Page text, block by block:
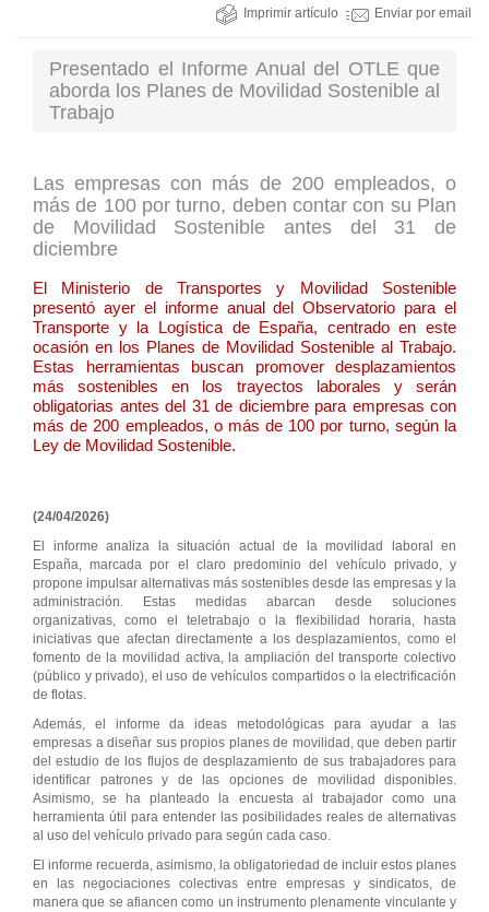
Imprimir artículo Enviar por email
Presentado el Informe Anual del OTLE que
aborda los Planes de Movilidad Sostenible al
Trabajo
Las empresas con más de 200 empleados, o
más de 100 por turno, deben contar con su Plan
de Movilidad Sostenible antes del 31 de
diciembre
El Ministerio de Transportes y Movilidad Sostenible
presentó ayer el informe anual del Observatorio para el
Transporte y la Logística de España, centrado en este
ocasión en los Planes de Movilidad Sostenible al Trabajo.
Estas herramientas buscan promover desplazamientos
más sostenibles en los trayectos laborales y serán
obligatorias antes del 31 de diciembre para empresas con
más de 200 empleados, o más de 100 por turno, según la
Ley de Movilidad Sostenible.
(24/04/2026)
El informe analiza la situación actual de la movilidad laboral en
España, marcada por el claro predominio del vehículo privado, y
propone impulsar alternativas más sostenibles desde las empresas y la
administración. Estas medidas abarcan desde soluciones
organizativas, como el teletrabajo o la flexibilidad horaria, hasta
iniciativas que afectan directamente a los desplazamientos, como el
fomento de la movilidad activa, la ampliación del transporte colectivo
(público y privado), el uso de vehículos compartidos o la electrificación
de flotas.
Además, el informe da ideas metodológicas para ayudar a las
empresas a diseñar sus propios planes de movilidad, que deben partir
del estudio de los flujos de desplazamiento de sus trabajadores para
identificar patrones y de las opciones de movilidad disponibles.
Asimismo, se ha planteado la encuesta al trabajador como una
herramienta útil para entender las posibilidades reales de alternativas
al uso del vehículo privado para según cada caso.
El informe recuerda, asimismo, la obligatoriedad de incluir estos planes
en las negociaciones colectivas entre empresas y sindicatos, de
manera que se afiancen como un instrumento plenamente vinculante y